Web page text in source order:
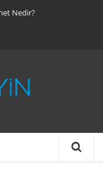
Nedir?